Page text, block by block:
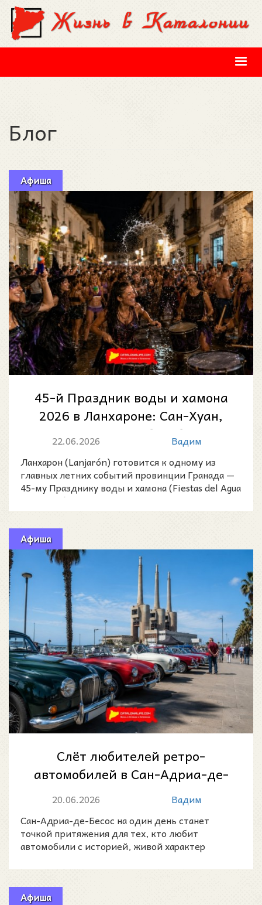
Перейти к основному содержанию
Блог
Афиша
45-й Праздник воды и хамона
2026 в Ланхароне: Сан-Хуан,
шествие ведьм, барабаны и
«Водная...
22.06.2026
Вадим
Ланхарон (Lanjarón) готовится к одному из
главных летних событий провинции Гранада —
45-му Празднику воды и хамона (Fiestas del Agua
y del Jamón
Афиша
Слёт любителей ретро-
автомобилей в Сан-Адриа-де-
Бесос: 120 классических
машин у моря
20.06.2026
Вадим
Сан-Адриа-де-Бесос на один день станет
точкой притяжения для тех, кто любит
автомобили с историей, живой характер
Афиша